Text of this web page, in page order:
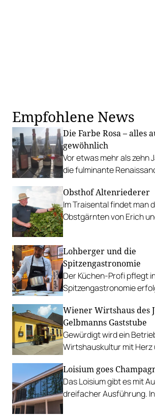
Empfohlene News
Die Farbe Rosa – alles
gewöhnlich
Vor etwas mehr als zehn
die fulminante
allem die große
Obsthof Altenriederer
Im Traisental findet man
Obstgärnten von Erich
Lohberger und die
Spitzengastronomie
Der Küchen-Profi pflegt
Spitzengastronomie
besten Köch*innen des
zusammen.
Wiener Wirtshaus des
Gelbmanns Gaststube
Gewürdigt wird ein
Wirtshauskultur mit Herz
Loisium goes
Das Loisium gibt es mit
dreifacher Ausführung.